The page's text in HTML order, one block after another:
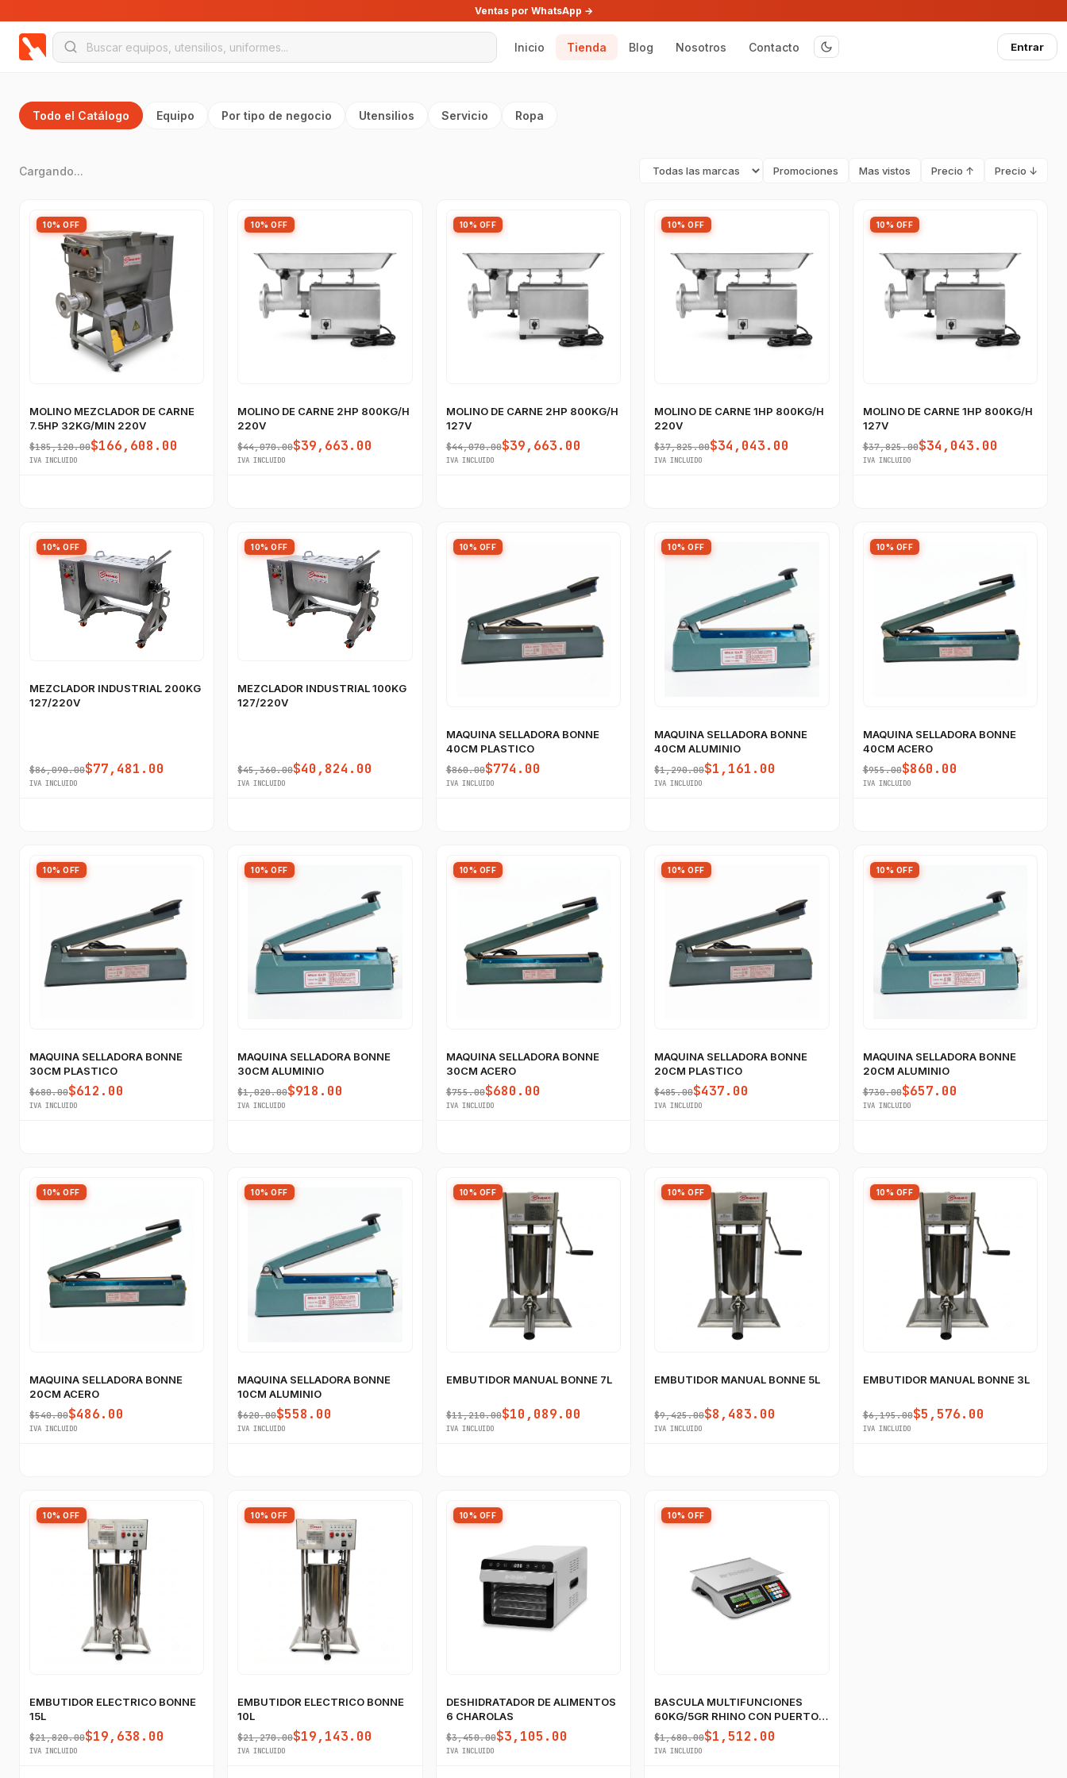
Ventas por WhatsApp →
Inicio Tienda Blog Nosotros Contacto Entrar
Todo el Catálogo Equipo Por tipo de negocio Utensilios Servicio Ropa
Cargando... Promociones Mas vistos Precio ↑ Precio ↓
10% OFF
MOLINO MEZCLADOR DE CARNE
7.5HP 32KG/MIN 220V
$185,120.00$166,608.00
IVA INCLUIDO
10% OFF
MOLINO DE CARNE 2HP 800KG/H
220V
$44,070.00$39,663.00
IVA INCLUIDO
10% OFF
MOLINO DE CARNE 2HP 800KG/H
127V
$44,070.00$39,663.00
IVA INCLUIDO
10% OFF
MOLINO DE CARNE 1HP 800KG/H
220V
$37,825.00$34,043.00
IVA INCLUIDO
10% OFF
MOLINO DE CARNE 1HP 800KG/H
127V
$37,825.00$34,043.00
IVA INCLUIDO
10% OFF
MEZCLADOR INDUSTRIAL 200KG
127/220V
$86,090.00$77,481.00
IVA INCLUIDO
10% OFF
MEZCLADOR INDUSTRIAL 100KG
127/220V
$45,360.00$40,824.00
IVA INCLUIDO
10% OFF
MAQUINA SELLADORA BONNE
40CM PLASTICO
$860.00$774.00
IVA INCLUIDO
10% OFF
MAQUINA SELLADORA BONNE
40CM ALUMINIO
$1,290.00$1,161.00
IVA INCLUIDO
10% OFF
MAQUINA SELLADORA BONNE
40CM ACERO
$955.00$860.00
IVA INCLUIDO
10% OFF
MAQUINA SELLADORA BONNE
30CM PLASTICO
$680.00$612.00
IVA INCLUIDO
10% OFF
MAQUINA SELLADORA BONNE
30CM ALUMINIO
$1,020.00$918.00
IVA INCLUIDO
10% OFF
MAQUINA SELLADORA BONNE
30CM ACERO
$755.00$680.00
IVA INCLUIDO
10% OFF
MAQUINA SELLADORA BONNE
20CM PLASTICO
$485.00$437.00
IVA INCLUIDO
10% OFF
MAQUINA SELLADORA BONNE
20CM ALUMINIO
$730.00$657.00
IVA INCLUIDO
10% OFF
MAQUINA SELLADORA BONNE
20CM ACERO
$540.00$486.00
IVA INCLUIDO
10% OFF
MAQUINA SELLADORA BONNE
10CM ALUMINIO
$620.00$558.00
IVA INCLUIDO
10% OFF
EMBUTIDOR MANUAL BONNE 7L
$11,210.00$10,089.00
IVA INCLUIDO
10% OFF
EMBUTIDOR MANUAL BONNE 5L
$9,425.00$8,483.00
IVA INCLUIDO
10% OFF
EMBUTIDOR MANUAL BONNE 3L
$6,195.00$5,576.00
IVA INCLUIDO
10% OFF
EMBUTIDOR ELECTRICO BONNE
15L
$21,820.00$19,638.00
IVA INCLUIDO
10% OFF
EMBUTIDOR ELECTRICO BONNE
10L
$21,270.00$19,143.00
IVA INCLUIDO
10% OFF
DESHIDRATADOR DE ALIMENTOS
6 CHAROLAS
$3,450.00$3,105.00
IVA INCLUIDO
10% OFF
BASCULA MULTIFUNCIONES
60KG/5GR RHINO CON PUERTO
USB
$1,680.00$1,512.00
IVA INCLUIDO